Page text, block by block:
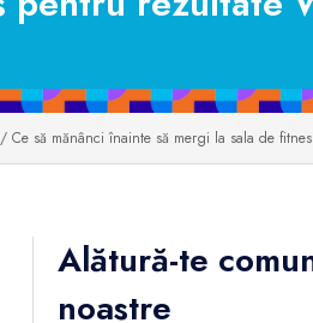
/ Ce să mănânci înainte să mergi la sala de
Alătură-te
noastre